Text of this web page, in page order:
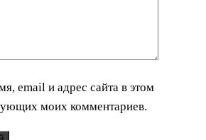
email и адрес сайта в этом
моих комментариев.